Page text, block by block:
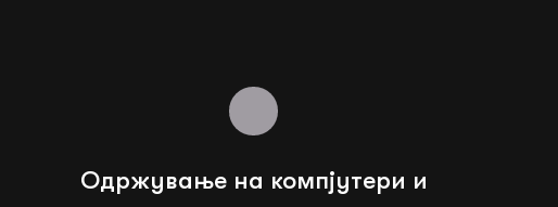
Одржување на компјутери и